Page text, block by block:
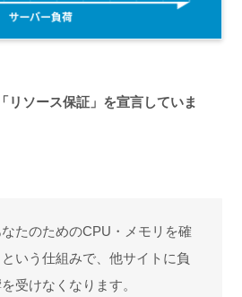
リソース保証」を宣言していま
たのためのCPU・メモリを確
いう仕組みで、他サイトに負
受けなくなります。